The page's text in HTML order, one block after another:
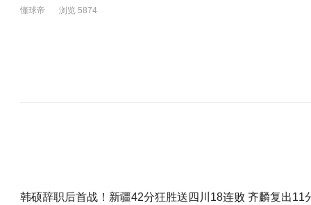
懂球帝 浏览 5874
韩硕辞职后首战！新疆42分狂胜送四川18连败 齐麟复出11